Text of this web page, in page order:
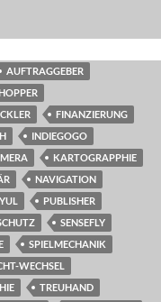
AUFTRAGGEBER
FINANZIERUNG
INDIEGOGO
KARTOGRAPPHIE
NAVIGATION
PUBLISHER
SENSEFLY
SPIELMECHANIK
WECHSEL
TREUHAND